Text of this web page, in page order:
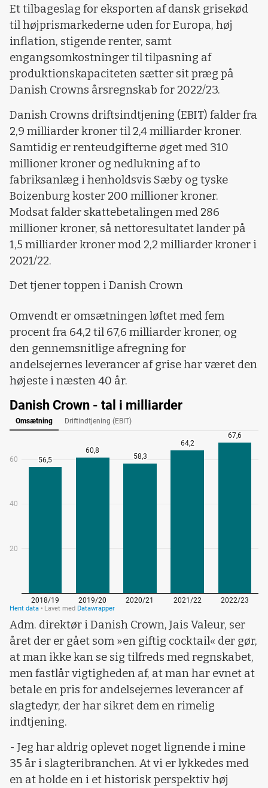
Et tilbageslag for eksporten af dansk grisekød
til højprismarkederne uden for Europa, høj
inflation, stigende renter, samt
engangsomkostninger til tilpasning af
produktionskapaciteten sætter sit præg på
Danish Crowns årsregnskab for 2022/23.
Danish Crowns driftsindtjening (EBIT) falder fra
2,9 milliarder kroner til 2,4 milliarder kroner.
Samtidig er renteudgifterne øget med 310
millioner kroner og nedlukning af to
fabriksanlæg i henholdsvis Sæby og tyske
Boizenburg koster 200 millioner kroner.
Modsat falder skattebetalingen med 286
millioner kroner, så nettoresultatet lander på
1,5 milliarder kroner mod 2,2 milliarder kroner i
2021/22.
Det tjener toppen i Danish Crown
Omvendt er omsætningen løftet med fem
procent fra 64,2 til 67,6 milliarder kroner, og
den gennemsnitlige afregning for
andelsejernes leverancer af grise har været den
højeste i næsten 40 år.
Adm. direktør i Danish Crown, Jais Valeur, ser
året der er gået som »en giftig cocktail« der gør,
at man ikke kan se sig tilfreds med regnskabet,
men fastlår vigtigheden af, at man har evnet at
betale en pris for andelsejernes leverancer af
slagtedyr, der har sikret dem en rimelig
indtjening.
- Jeg har aldrig oplevet noget lignende i mine
35 år i slagteribranchen. At vi er lykkedes med
en at holde en i et historisk perspektiv høj